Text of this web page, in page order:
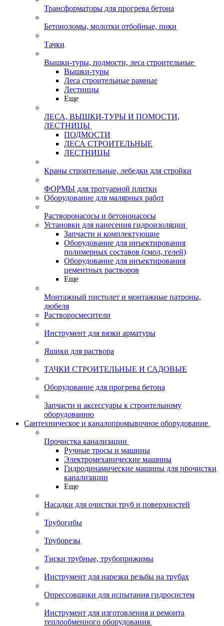
Трансформаторы для прогрева бетона
Бетоноломы, молотки отбойные, пики
Тачки
Вышки-туры, подмости, леса строительные
Вышки-туры
Леса строительные рамные
Лестницы
Еще
ЛЕСА, ВЫШКИ-ТУРЫ И ПОМОСТИ,
ЛЕСТНИЦЫ
ПОДМОСТИ
ЛЕСА СТРОИТЕЛЬНЫЕ
ЛЕСТНИЦЫ
Краны строительные, лебедки для стройки
ФОРМЫ для тротуарной плитки
Оборудование для малярных работ
Растворонасосы и бетононасосы
Установки для нанесения гидроизоляции
Запчасти и комплектующие
Оборудование для инъектирования
полимерных составов (смол, гелей)
Оборудование для инъектирования
цементных растворов
Еще
Монтажный пистолет и монтажные патроны,
дюбеля
Растворосмесители
Инструмент для вязки арматуры
Ящики для раствора
ТАЧКИ СТРОИТЕЛЬНЫЕ И САДОВЫЕ
Оборудование для прогрева бетона
Запчасти и аксессуары к строительному
оборудованию
Сантехническое и каналопромывочное оборудование
Прочистка канализации
Ручные тросы и машины
Электромеханические машины
Гидродинамические машины для прочистки
канализации
Еще
Насадки для очистки труб и поверхностей
Трубогибы
Труборезы
Тиски трубные, трубоприжимы
Инструмент для нарезки резьбы на трубах
Опрессовщики для испытания гидросистем
Инструмент для изготовления и ремонта
теплообменного оборудования